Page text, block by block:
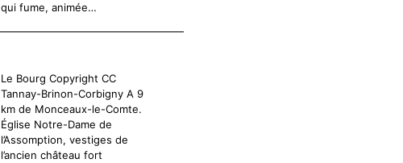
qui fume, animée…
Le Bourg Copyright CC
Tannay-Brinon-Corbigny A 9
km de Monceaux-le-Comte.
Église Notre-Dame de
l’Assomption, vestiges de
l’ancien château fort